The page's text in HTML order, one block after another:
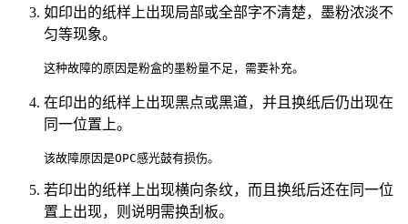
如印出的纸样上出现局部或全部字不清楚，墨粉浓淡不
匀等现象。
在印出的纸样上出现黑点或黑道，并且换纸后仍出现在
同一位置上。
若印出的纸样上出现横向条纹，而且换纸后还在同一位
置上出现，则说明需换刮板。